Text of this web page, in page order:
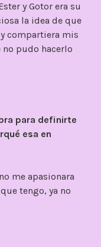
y Gotor era su
la idea de que
compartiera mis
no pudo hacerlo
para definirte
esa en
me apasionara
tengo, ya no